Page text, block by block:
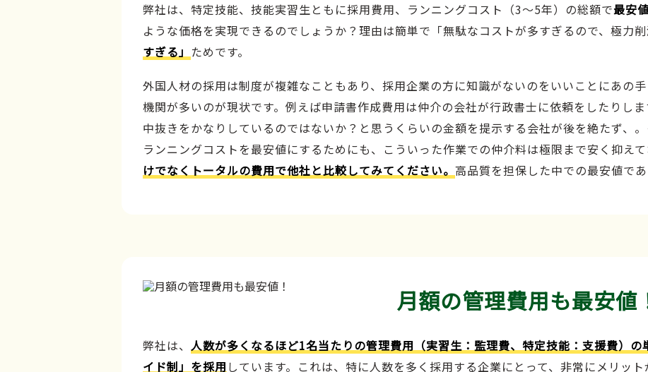
弊社は、特定技能、技能実習生ともに採用費用、ランニングコスト（3～5年）の総額で最安
ような価格を実現できるのでしょうか？理由は簡単で「無駄なコストが多すぎるので、極力削
すぎる」 ためです。
外国人材の採用は制度が複雑なこともあり、採用企業の方に知識がないのをいいことにあの
機関が多いのが現状です。例えば申請書作成費用は仲介の会社が行政書士に依頼をしたりしま
中抜きをかなりしているのではないか？と思うくらいの金額を提示する会社が後を絶たず、
ランニングコストを最安値にするためにも、こういった作業での仲介料は極限まで安く抑えて
けでなくトータルの費用で他社と比較してみてください。 高品質を担保した中での最安値であ
月額の管理費用も最安値
弊社は、 人数が多くなるほど1名当たりの管理費用（実習生：監理費、特定技能：支援費）の
イド制」を採用 しています。これは、特に人数を多く採用する企業にとって、非常にメリット